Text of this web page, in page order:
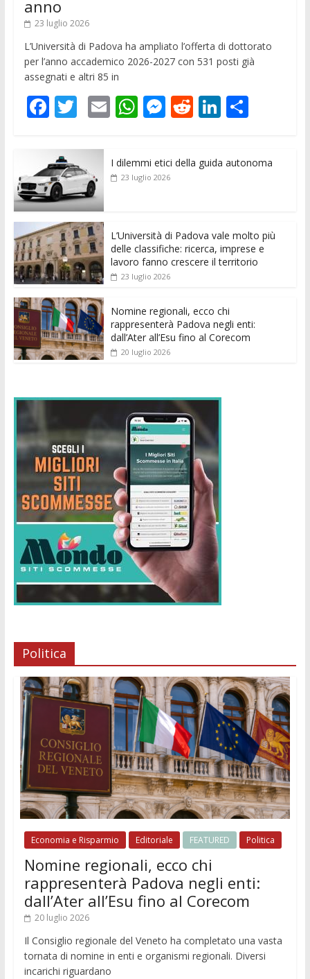
anno
23 luglio 2026
L’Università di Padova ha ampliato l’offerta di dottorato
per l’anno accademico 2026-2027 con 531 posti già
assegnati e altri 85 in
F
e
b
o
o
k
T
itt
er
E
ai
l
W
s
p
M
ss
e
er
R
di
Li
e
C
di
I dilemmi etici della guida autonoma
23 luglio 2026
L’Università di Padova vale molto più
delle classifiche: ricerca, imprese e
lavoro fanno crescere il territorio
23 luglio 2026
Nomine regionali, ecco chi
rappresenterà Padova negli enti:
dall’Ater all’Esu fino al Corecom
20 luglio 2026
Politica
Economia e Risparmio Editoriale FEATURED Politica
Nomine regionali, ecco chi
rappresenterà Padova negli enti:
dall’Ater all’Esu fino al Corecom
20 luglio 2026
Il Consiglio regionale del Veneto ha completato una vasta
tornata di nomine in enti e organismi regionali. Diversi
incarichi riguardano